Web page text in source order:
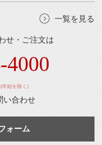
一覧を見る
せ・ご注文は
4000
年始を除く)
い合わせ
ォーム